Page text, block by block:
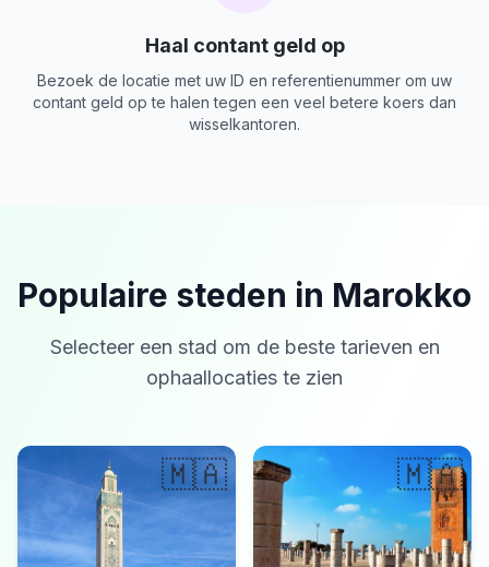
Haal contant geld op
Bezoek de locatie met uw ID en referentienummer om uw
contant geld op te halen tegen een veel betere koers dan
wisselkantoren.
Populaire steden in Marokko
Selecteer een stad om de beste tarieven en
ophaallocaties te zien
🇲🇦 🇲🇦